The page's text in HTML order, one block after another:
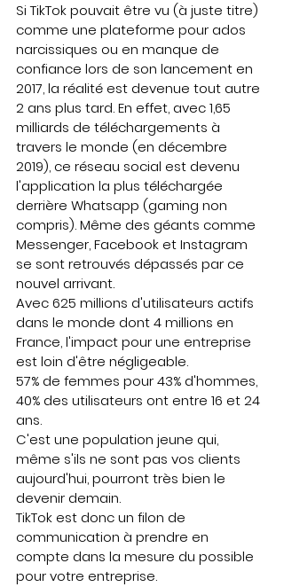
Si TikTok pouvait être vu (à juste titre)
comme une plateforme pour ados
narcissiques ou en manque de
confiance lors de son lancement en
2017, la réalité est devenue tout autre
2 ans plus tard. En effet, avec 1,65
milliards de téléchargements à
travers le monde (en décembre
2019), ce réseau social est devenu
l'application la plus téléchargée
derrière Whatsapp (gaming non
compris). Même des géants comme
Messenger, Facebook et Instagram
se sont retrouvés dépassés par ce
nouvel arrivant.
Avec 625 millions d'utilisateurs actifs
dans le monde dont 4 millions en
France, l'impact pour une entreprise
est loin d'être négligeable.
57% de femmes pour 43% d'hommes,
40% des utilisateurs ont entre 16 et 24
ans.
C'est une population jeune qui,
même s'ils ne sont pas vos clients
aujourd'hui, pourront très bien le
devenir demain.
TikTok est donc un filon de
communication à prendre en
compte dans la mesure du possible
pour votre entreprise.